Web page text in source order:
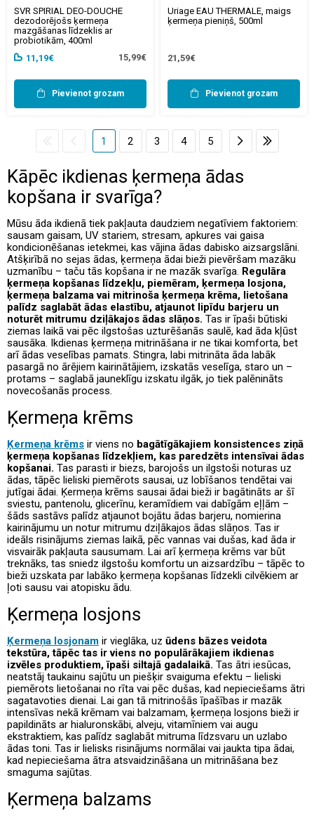
SVR SPIRIAL DEO-DOUCHE
dezodorējošs ķermeņa
mazgāšanas līdzeklis ar
probiotikām, 400ml
11,19€
15,99€
Pievienot grozam
Uriage EAU THERMALE, maigs
ķermeņa pieniņš, 500ml
21,59€
Pievienot grozam
1 2 3 4 5
Kāpēc ikdienas ķermeņa ādas
kopšana ir svarīga?
Mūsu āda ikdienā tiek pakļauta daudziem negatīviem faktoriem:
sausam gaisam, UV stariem, stresam, apkures vai gaisa
kondicionēšanas ietekmei, kas vājina ādas dabisko aizsargslāni.
Atšķirībā no sejas ādas, ķermeņa ādai bieži pievēršam mazāku
uzmanību – taču tās kopšana ir ne mazāk svarīga. Regulāra
ķermeņa kopšanas līdzekļu, piemēram, ķermeņa losjona,
ķermeņa balzama vai mitrinoša ķermeņa krēma, lietošana
palīdz saglabāt ādas elastību, atjaunot lipīdu barjeru un
noturēt mitrumu dziļākajos ādas slāņos. Tas ir īpaši būtiski
ziemas laikā vai pēc ilgstošas uzturēšanās saulē, kad āda kļūst
sausāka. Ikdienas ķermeņa mitrināšana ir ne tikai komforta, bet
arī ādas veselības pamats. Stingra, labi mitrināta āda labāk
pasargā no ārējiem kairinātājiem, izskatās veselīga, staro un –
protams – saglabā jauneklīgu izskatu ilgāk, jo tiek palēnināts
novecošanās process.
Ķermeņa krēms
Ķermeņa krēms ir viens no bagātīgākajiem konsistences ziņā
ķermeņa kopšanas līdzekļiem, kas paredzēts intensīvai ādas
kopšanai. Tas parasti ir biezs, barojošs un ilgstoši noturas uz
ādas, tāpēc lieliski piemērots sausai, uz lobīšanos tendētai vai
jutīgai ādai. Ķermeņa krēms sausai ādai bieži ir bagātināts ar šī
sviestu, pantenolu, glicerīnu, keramīdiem vai dabīgām eļļām –
šāds sastāvs palīdz atjaunot bojātu ādas barjeru, nomierina
kairinājumu un notur mitrumu dziļākajos ādas slāņos. Tas ir
ideāls risinājums ziemas laikā, pēc vannas vai dušas, kad āda ir
visvairāk pakļauta sausumam. Lai arī ķermeņa krēms var būt
treknāks, tas sniedz ilgstošu komfortu un aizsardzību – tāpēc to
bieži uzskata par labāko ķermeņa kopšanas līdzekli cilvēkiem ar
ļoti sausu vai atopisku ādu.
Ķermeņa losjons
Ķermeņa losjonam ir vieglāka, uz ūdens bāzes veidota
tekstūra, tāpēc tas ir viens no populārākajiem ikdienas
izvēles produktiem, īpaši siltajā gadalaikā. Tas ātri iesūcas,
neatstāj taukainu sajūtu un piešķir svaiguma efektu – lieliski
piemērots lietošanai no rīta vai pēc dušas, kad nepieciešams ātri
sagatavoties dienai. Lai gan tā mitrinošās īpašības ir mazāk
intensīvas nekā krēmam vai balzamam, ķermeņa losjons bieži ir
papildināts ar hialuronskābi, alveju, vitamīniem vai augu
ekstraktiem, kas palīdz saglabāt mitruma līdzsvaru un uzlabo
ādas toni. Tas ir lielisks risinājums normālai vai jaukta tipa ādai,
kad nepieciešama ātra atsvaidzināšana un mitrināšana bez
smaguma sajūtas.
Ķermeņa balzams